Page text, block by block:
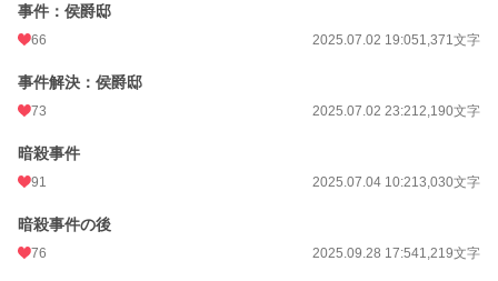
事件：侯爵邸
66 2025.07.02 19:051,371文字
事件解決：侯爵邸
73 2025.07.02 23:212,190文字
暗殺事件
91 2025.07.04 10:213,030文字
暗殺事件の後
76 2025.09.28 17:541,219文字